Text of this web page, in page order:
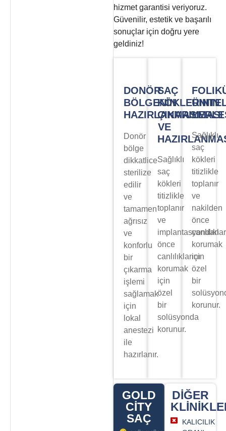
hizmet garantisi veriyoruz.
Güvenilir, estetik ve başarılı
sonuçlar için doğru yere
geldiniz!
DONÖR
BÖLGENİN
HAZIRLANMASI
Donör
bölge
dikkatlice
sterilize
edilir
ve
tamamen
ağrısız
ve
konforlu
bir
çıkarma
işlemi
sağlamak
için
lokal
anestezi
ile
hazırlanır.
SAÇ
KÖKLERININ
ÇIKARILMASI
VE
Sağlıklı
saç
kökleri
titizlikle
toplanır
ve
implantasyondan
önce
canlılıklarını
korumak
için
özel
bir
solüsyonda
korunur.
Sağlıklı
saç
kökleri
titizlikle
toplanır
ve
nakilden
önce
korumak
için
özel
bir
korunur.
GOLD
CITY
SAÇ
DIĞER
KALICILIK